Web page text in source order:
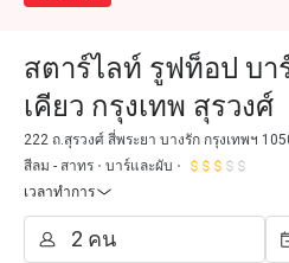
สตาร์ไลท์ รูฟท็อป บา
เคียว กรุงเทพ สุรวงศ์
222 ถ.สุรวงศ์ สี่พระยา บางรัก กรุงเทพฯ
สีลม - สาทร
บาร์และผับ
เวลาทำการ